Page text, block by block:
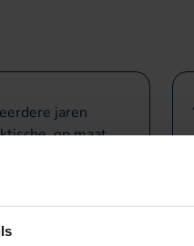
jaren
op maat
de slag kunnen.
op de